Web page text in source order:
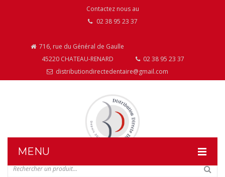
Contactez nous au
02 38 95 23 37
716, rue du Général de Gaulle
45220 CHATEAU-RENARD
02 38 95 23 37
distributiondirectedentaire@gmail.com
MENU